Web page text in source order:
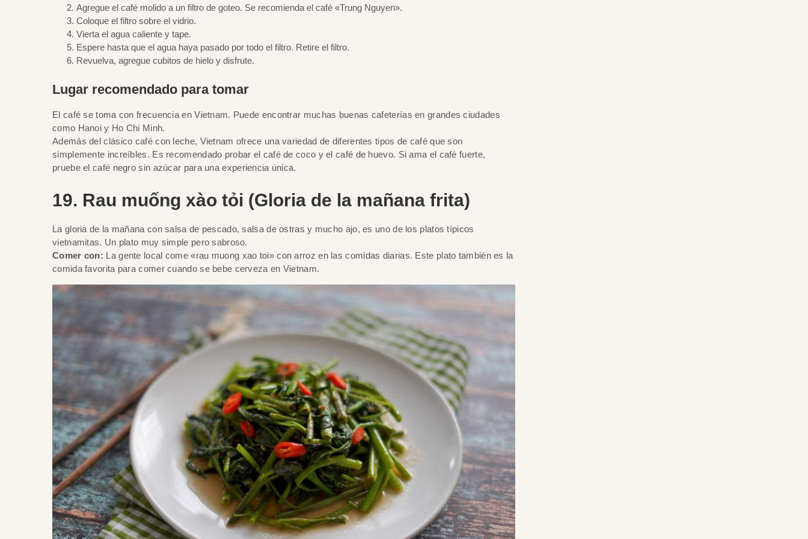
Agregue el café molido a un filtro de goteo. Se recomienda el café «Trung Nguyen».
Coloque el filtro sobre el vidrio.
Vierta el agua caliente y tape.
Espere hasta que el agua haya pasado por todo el filtro. Retire el filtro.
Revuelva, agregue cubitos de hielo y disfrute.
Lugar recomendado para tomar
El café se toma con frecuencia en Vietnam. Puede encontrar muchas buenas cafeterías en grandes ciudades
como Hanoi y Ho Chi Minh.
Además del clásico café con leche, Vietnam ofrece una variedad de diferentes tipos de café que son
simplemente increíbles. Es recomendado probar el café de coco y el café de huevo. Si ama el café fuerte,
pruebe el café negro sin azúcar para una experiencia única.
19. Rau muống xào tỏi (Gloria de la mañana frita)
La gloria de la mañana con salsa de pescado, salsa de ostras y mucho ajo, es uno de los platos típicos
vietnamitas. Un plato muy simple pero sabroso.
Comer con: La gente local come «rau muong xao toi» con arroz en las comidas diarias. Este plato también es la
comida favorita para comer cuando se bebe cerveza en Vietnam.